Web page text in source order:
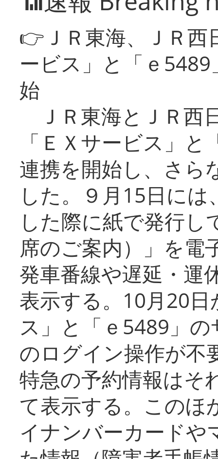
👉ＪＲ東海、ＪＲ
ービス」と「ｅ
始
ＪＲ東海とＪＲ西
「ＥＸサービス」
連携を開始し、さら
した。９月15日に
した際に紙で発行し
席のご案内）」を電
発車番線や遅延・運
表示する。10月20
ス」と「ｅ5489」
のログイン操作が不
特急の予約情報はそ
て表示する。このほ
イナンバーカードや